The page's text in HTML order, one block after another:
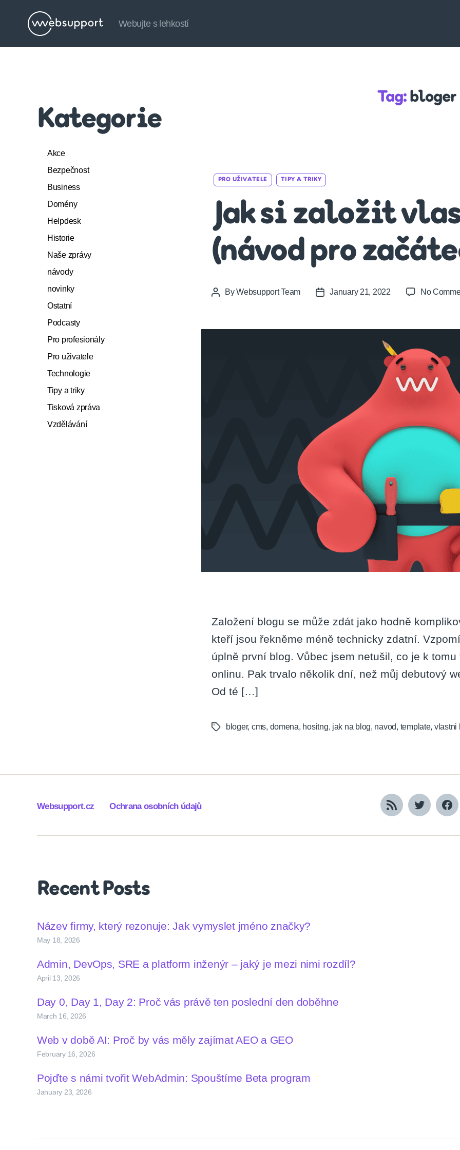
Websupport.cz
Webujte s lehkostí
Kategorie
Akce
Bezpečnost
Business
Domény
Helpdesk
Historie
Naše zprávy
návody
novinky
Ostatní
Podcasty
Pro profesionály
Pro uživatele
Technologie
Tipy a triky
Tisková zpráva
Vzdělávání
Tag: bloger
PRO UŽIVATELE TIPY A TRIKY
Jak si založit
(návod pro
PostByWebsupport Team
PostJanuary 21, 2022 No
Založení blogu se může zdát jako hodně
kteří jsou řekněme méně technicky zdatní.
úplně první blog. Vůbec jsem netušil, co je k
onlinu. Pak trvalo několik dní, než můj debutový
Od té […]
Tagsbloger, cms, domena, hositng, jak na blog, navod, template, vlastni
Websupport.cz Ochrana osobních údajů RSS Twitter
Recent Posts
Název firmy, který rezonuje: Jak vymyslet jméno značky?
May 18, 2026
Admin, DevOps, SRE a platform inženýr – jaký je mezi nimi rozdíl?
April 13, 2026
Day 0, Day 1, Day 2: Proč vás právě ten poslední den doběhne
March 16, 2026
Web v době AI: Proč by vás měly zajímat AEO a GEO
February 16, 2026
Pojďte s námi tvořit WebAdmin: Spouštíme Beta program
January 23, 2026